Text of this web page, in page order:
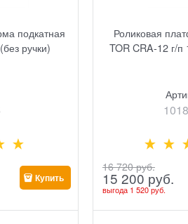
подкатная
ручки)
Купить
Роликовая
TOR CRA-12 г/п
16 720 руб.
15 200 руб.
выгода 1 520 руб.